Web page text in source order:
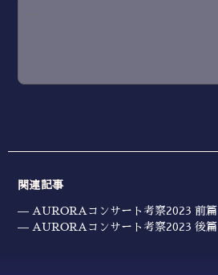
関連記事
AURORAコンサート考察2023 前篇
AURORAコンサート考察2023 後篇